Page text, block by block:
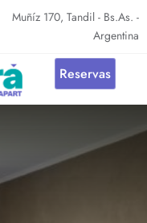
Muñíz 170, Tandil - Bs.As. -
Argentina
Reservas